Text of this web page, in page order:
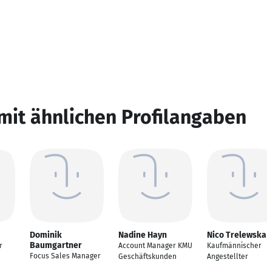
ähnlichen Profilangaben
Dominik
Baumgartner
Focus Sales Manager
Nadine Hayn
Account Manager KMU
Geschäftskunden
Nico Trelewska
Kaufmännischer
Angestellter